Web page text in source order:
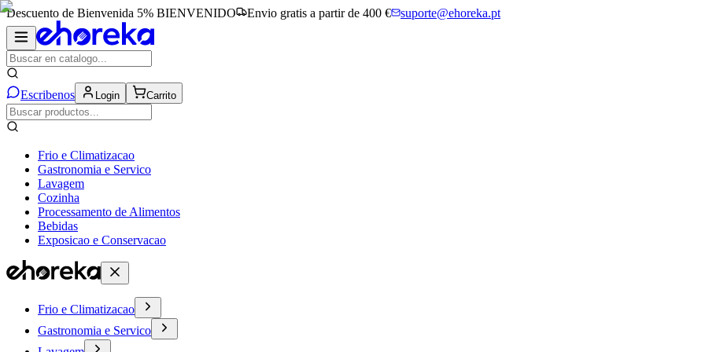
Descuento de Bienvenida 5% BIENVENIDO Envio gratis a partir de 400 € suporte@ehoreka.pt
Escribenos Login Carrito
Frio e Climatizacao
Gastronomia e Servico
Lavagem
Cozinha
Processamento de Alimentos
Bebidas
Exposicao e Conservacao
Frio e Climatizacao
Gastronomia e Servico